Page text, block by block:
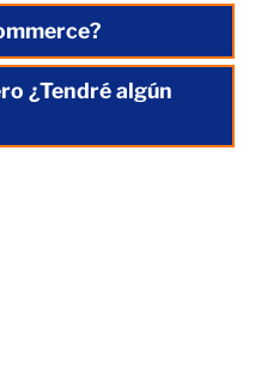
¿Tendré algún